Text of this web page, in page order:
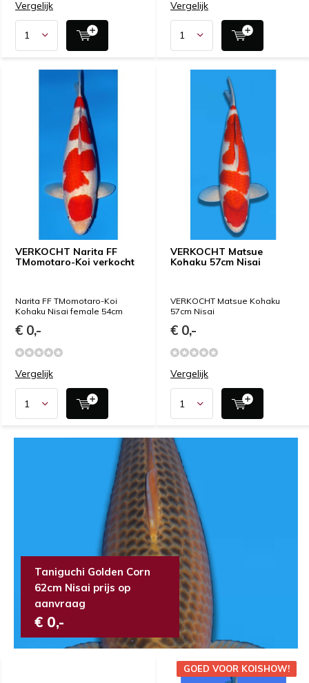
Vergelijk Vergelijk
VERKOCHT Narita FF
TMomotaro-Koi verkocht
Narita FF TMomotaro-Koi
Kohaku Nisai female 54cm
€ 0,-
Vergelijk
VERKOCHT Matsue
Kohaku 57cm Nisai
VERKOCHT Matsue Kohaku
57cm Nisai
€ 0,-
Vergelijk
Taniguchi Golden Corn
62cm Nisai prijs op
aanvraag
€ 0,-
GOED VOOR KOISHOW!